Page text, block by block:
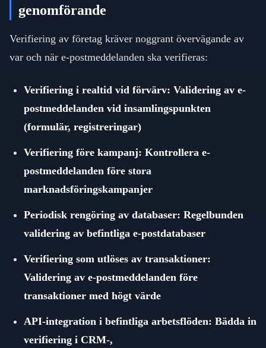
genomförande
Verifiering av företag kräver noggrant övervägande av
var och när e-postmeddelanden ska verifieras:
Verifiering i realtid vid förvärv: Validering av e-
postmeddelanden vid insamlingspunkten
(formulär, registreringar)
Verifiering före kampanj: Kontrollera e-
postmeddelanden före stora
marknadsföringskampanjer
Periodisk rengöring av databaser: Regelbunden
validering av befintliga e-postdatabaser
Verifiering som utlöses av transaktioner:
Validering av e-postmeddelanden före
transaktioner med högt värde
API-integration i befintliga arbetsflöden: Bädda in
verifiering i CRM-,